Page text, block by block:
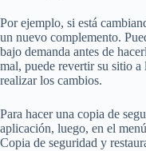
Por ejemplo, si está
un nuevo complemento.
bajo demanda antes de
mal, puede revertir su sitio a
realizar los cambios.
Para hacer una copia de
aplicación, luego, en el
Copia de seguridad y